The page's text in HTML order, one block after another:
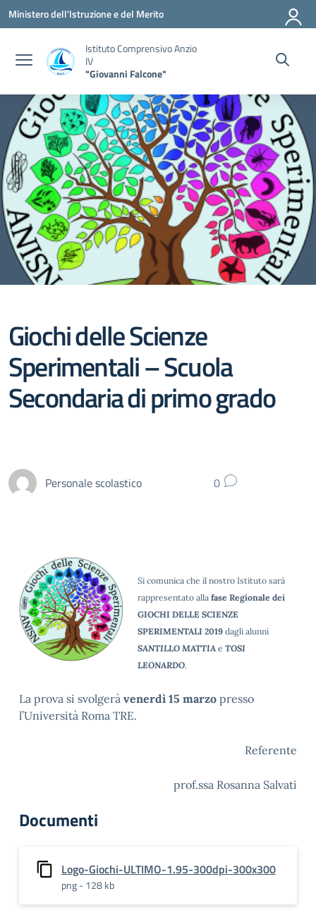
Vai ai contenuti
Vai al menu di navigazione
Vai al footer
Ministero dell'Istruzione e del Merito
Istituto Comprensivo Anzio
IV
"Giovanni Falcone"
Giochi delle Scienze
Sperimentali – Scuola
Secondaria di primo grado
Personale scolastico 0
Si comunica che il nostro Istituto sarà
rappresentato alla fase Regionale dei
GIOCHI DELLE SCIENZE
SPERIMENTALI 2019 dagli alunni
SANTILLO MATTIA e TOSI
LEONARDO.
La prova si svolgerà venerdì 15 marzo presso
l’Università Roma TRE.
Referente
prof.ssa Rosanna Salvati
Documenti
Logo-Giochi-ULTIMO-1.95-300dpi-300x300
png - 128 kb